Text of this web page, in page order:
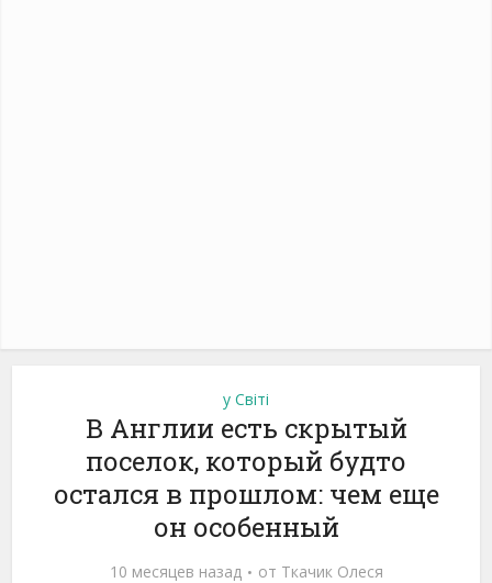
у Світі
В Англии есть скрытый
поселок, который будто
остался в прошлом: чем еще
он особенный
10 месяцев назад от Ткачик Олеся